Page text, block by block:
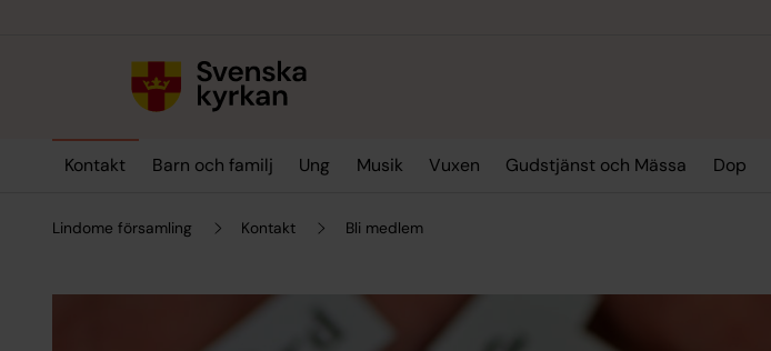
Kontakt Barn och familj Ung Musik Vuxen Gudstjänst och Mässa Dop
Lindome församling Kontakt Bli medlem